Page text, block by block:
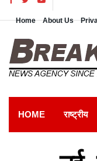
Home About Us
HOME राष्ट्रीय